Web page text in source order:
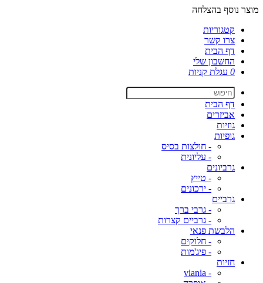
מוצר נוסף בהצלחה
קטגוריות
צרו קשר
דף הבית
החשבון שלי
0 עגלת קניות
דף הבית
אביזרים
גוזיות
גופיות
- חולצות בסיס
- עליונית
גרביונים
- טייץ
- ירכונים
גרביים
- גרבי ברך
- גרביים קצרות
הלבשת פנאי
- חלוקים
- פיג'מות
חזיות
- viania